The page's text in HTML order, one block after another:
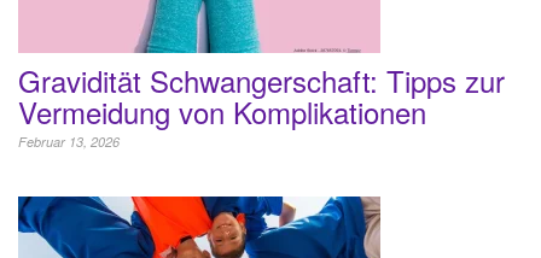
Gravidität Schwangerschaft: Tipps zur
Vermeidung von Komplikationen
Februar 13, 2026